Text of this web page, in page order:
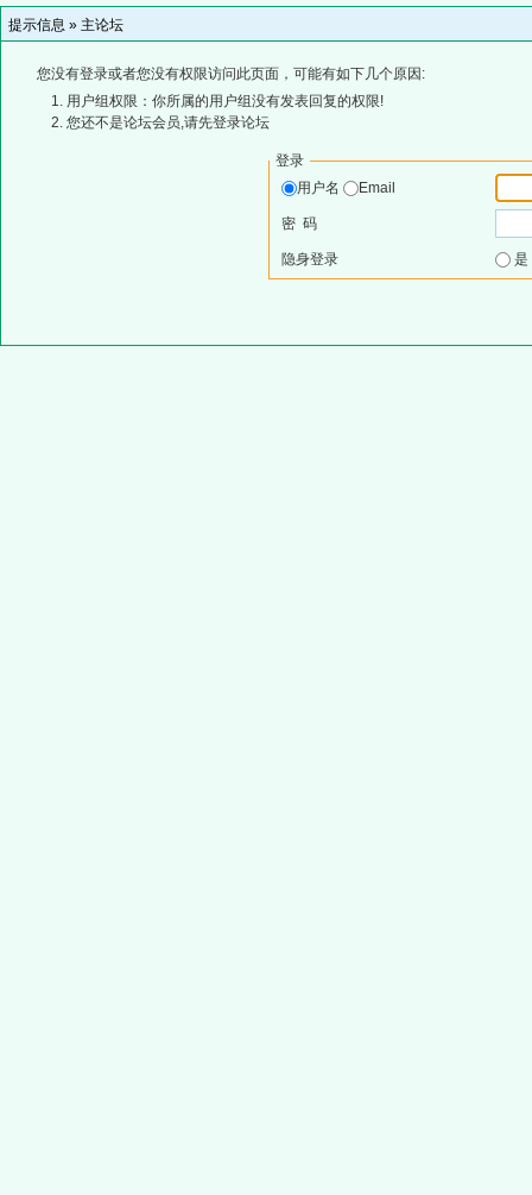
提示信息 » 主论坛
您没有登录或者您没有权限访问此页面，可能有如下几个原因:
用户组权限：你所属的用户组没有发表回复的权限!
您还不是论坛会员,请先登录论坛
登录
用户名
Email
密 码
隐身登录